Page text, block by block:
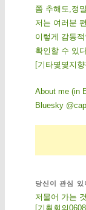
쫌 추해도,정
저는 여러분
이렇게 감동
확인할 수 있
[기 타몇 몇 지 향
About me (in
Bluesky
당신이 관심
저물어 가는
[기획회의